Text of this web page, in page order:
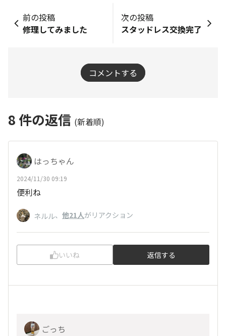
前の投稿
修理してみました
次の投稿
スタッドレス交換完了
コメントする
8 件の返信 (新着順)
はっちゃん
2024/11/30 09:19
便利ね
ネルル、 他21人がリアクション
いいね 返信する
ごっち